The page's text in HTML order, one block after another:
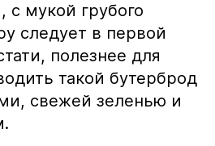
с мукой грубого
следует в первой
полезнее для
такой бутерброд
свежей зеленью и